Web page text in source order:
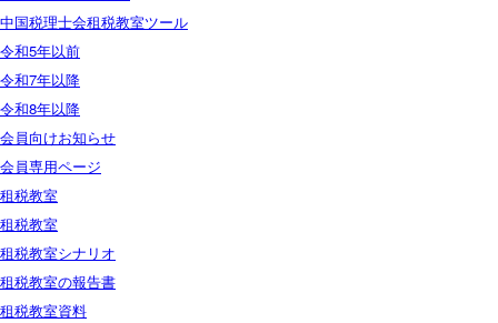
中国税理士会租税教室ツール
令和5年以前
令和7年以降
令和8年以降
会員向けお知らせ
会員専用ページ
租税教室
租税教室
租税教室シナリオ
租税教室の報告書
租税教室資料